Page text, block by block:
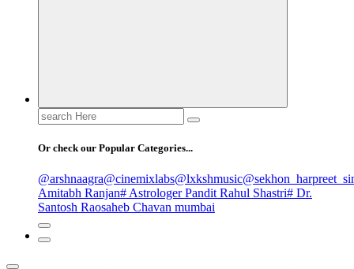
Search
for:
Or check our Popular Categories...
@arshnaagra@cinemixlabs@lxkshmusic
Amitabh Ranjan# Astrologer Pandit Rahul Shastri# Dr.
Santosh Raosaheb Chavan mumbai